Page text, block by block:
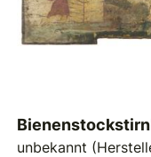
unbekannt